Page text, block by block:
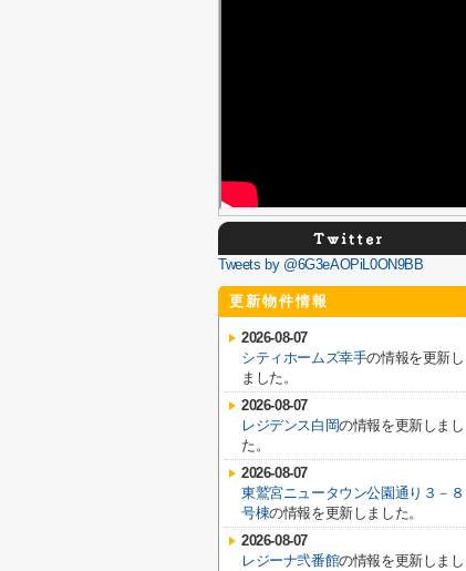
Tweets by @6G3eAOPiL0ON9BB
更新物件情報
2026-08-07
シティホームズ幸手の情報を更新し
ました。
2026-08-07
レジデンス白岡の情報を更新しまし
た。
2026-08-07
東鷲宮ニュータウン公園通り３－８
号棟の情報を更新しました。
2026-08-07
レジーナ弐番館の情報を更新しまし